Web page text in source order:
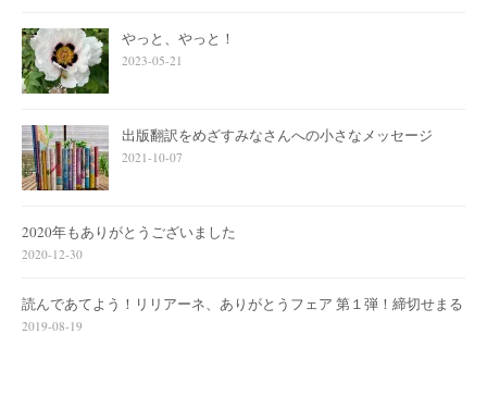
やっと、やっと！
2023-05-21
出版翻訳をめざすみなさんへの小さなメッセージ
2021-10-07
2020年もありがとうございました
2020-12-30
読んであてよう！リリアーネ、ありがとうフェア 第１弾！締切せまる
2019-08-19